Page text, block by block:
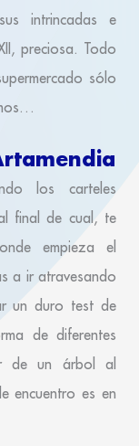
intrincadas e
preciosa. Todo
sólo
los carteles
final de cual, te
empieza el
a ir atravesando
un duro test de
de diferentes
de un árbol al
encuentro es en